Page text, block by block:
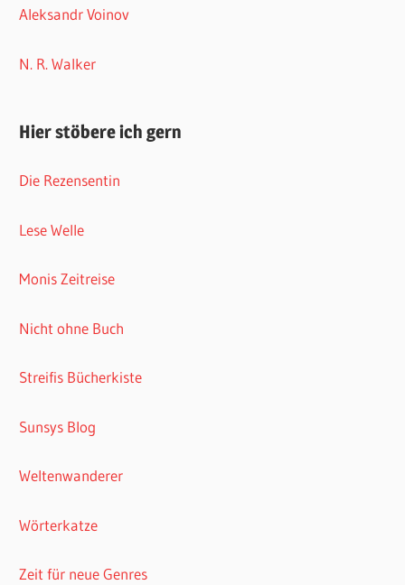
Aleksandr Voinov
N. R. Walker
Hier stöbere ich gern
Die Rezensentin
Lese Welle
Monis Zeitreise
Nicht ohne Buch
Streifis Bücherkiste
Sunsys Blog
Weltenwanderer
Wörterkatze
Zeit für neue Genres